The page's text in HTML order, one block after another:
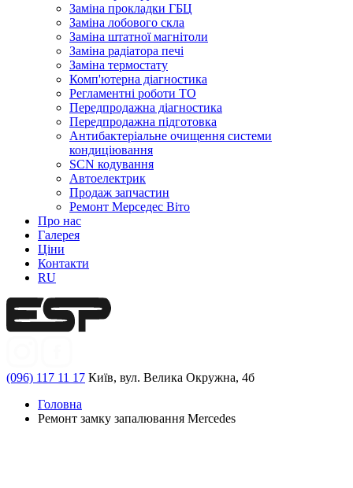
Заміна прокладки ГБЦ
Заміна лобового скла
Заміна штатної магнітоли
Заміна радіатора печі
Заміна термостату
Комп'ютерна діагностика
Регламентні роботи ТО
Передпродажна діагностика
Передпродажна підготовка
Антибактеріальне очищення системи
кондиціювання
SCN кодування
Автоелектрик
Продаж запчастин
Ремонт Мерседес Віто
Про нас
Галерея
Ціни
Контакти
RU
(096) 117 11 17 Київ, вул. Велика Окружна, 4б
Головна
Ремонт замку запалювання Mercedes